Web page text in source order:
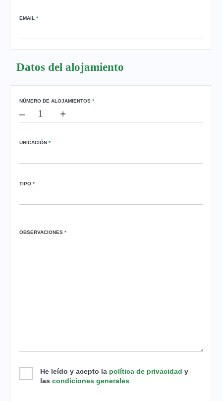
EMAIL *
Datos del alojamiento
NÚMERO DE ALOJAMIENTOS *
– +
UBICACIÓN *
TIPO *
OBSERVACIONES *
He leído y acepto la política de privacidad y
las condiciones generales